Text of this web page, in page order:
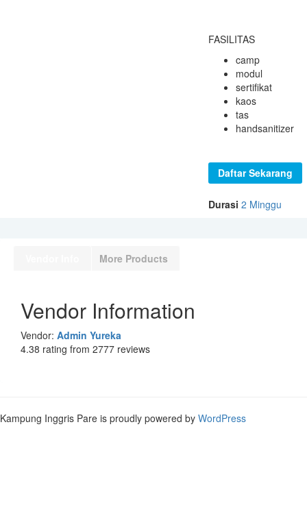
FASILITAS
camp
modul
sertifikat
kaos
tas
handsanitizer
Daftar Sekarang
Durasi 2 Minggu
More Products
Vendor Information
Vendor: Admin Yureka
4.38 rating from 2777 reviews
Kampung Inggris Pare is proudly powered by WordPress